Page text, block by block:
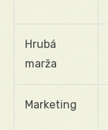
Hrubá
marža
Marketing